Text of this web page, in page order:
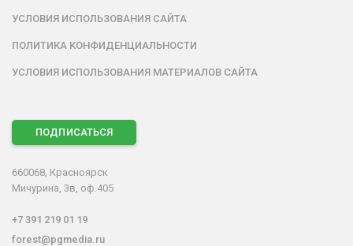
УСЛОВИЯ ИСПОЛЬЗОВАНИЯ САЙТА
ПОЛИТИКА КОНФИДЕНЦИАЛЬНОСТИ
УСЛОВИЯ ИСПОЛЬЗОВАНИЯ МАТЕРИАЛОВ САЙТА
ПОДПИСАТЬСЯ
660068, Красноярск
Мичурина, 3в, оф.405
+7 391 219 01 19
forest@pgmedia.ru